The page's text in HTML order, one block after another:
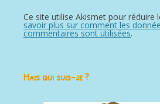
Ce site utilise Akismet pour réduire
savoir plus sur comment les
commentaires sont utilisées.
Mais qui suis-je ?